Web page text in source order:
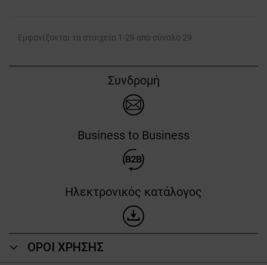
Εμφανίζονται τα στοιχεία 1-29 από σύνολο 29
Συνδρομή
Business to Business
Ηλεκτρονικός κατάλογος
ΟΡΟΙ ΧΡΗΣΗΣ